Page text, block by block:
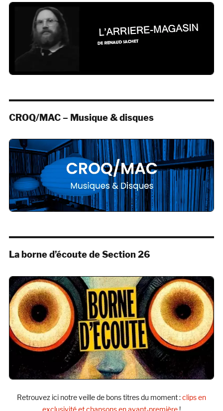
CROQ/MAC – Musique & disques
La borne d’écoute de Section 26
Retrouvez ici notre veille de bons titres du moment :clips en
exclusivité et chansons en avant-première !